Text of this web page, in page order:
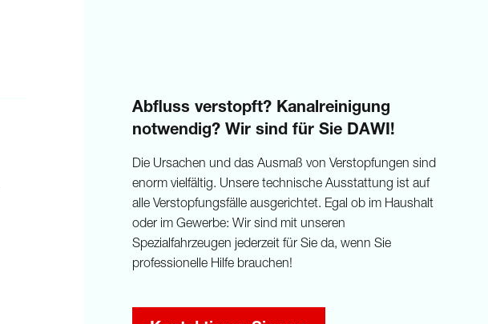
Abfluss verstopft? Kanalreinigung
notwendig? Wir sind für Sie DAWI!
Die Ursachen und das Ausmaß von Verstopfungen sind
enorm vielfältig. Unsere technische Ausstattung ist auf
alle Verstopfungsfälle ausgerichtet. Egal ob im Haushalt
oder im Gewerbe: Wir sind mit unseren
Spezialfahrzeugen jederzeit für Sie da, wenn Sie
professionelle Hilfe brauchen!